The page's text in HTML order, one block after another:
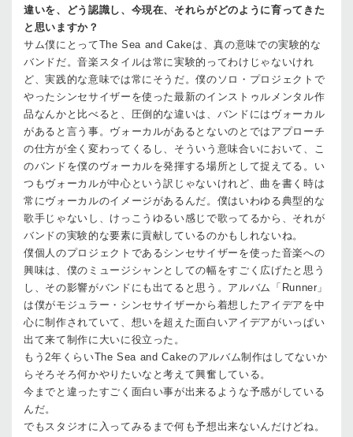
違いを、どう認識し、今現在、それらがどのように育ってきた
と思いますか？
サム僕にとってThe Sea and Cakeは、真の意味での実験的な
バンドだ。音楽スタイルは常に実験的ってわけじゃないけれ
ど、実践的な意味では常にそうだ。僕のソロ・プロジェクトで
やったシンセサイザーを使った最新のインストゥルメンタル作
品なんかと比べると、圧倒的な違いは、バンドにはヴォーカル
があると言う事。ヴォーカルがあるとないのとではアプローチ
の仕方が全く変わってくるし、そういう意味合いにおいて、こ
のバンドを僕のヴォーカルを発揮する場所として捉えてる。い
つもヴォーカルが中心という訳じゃないけれど、曲を書く時は
常にヴォーカルのイメージがあるんだ。僕はいわゆる典型的な
歌手じゃないし、けっこうゆるい感じで歌ってるから、それが
バンドの実験的な要素に貢献しているのかもしれないね。
僕個人のプロジェクトであるシンセサイザーを使った音楽への
興味は、僕のミュージシャンとしての幅をすごく広げたと思う
し、その影響がバンドにも出てると思う。アルバム「Runner」
は僕がモジュラー・シンセサイザーから着想したアイデアを中
心に制作されていて、想いを超えた面白いアイデアがいっぱい
出て来て制作に大いに役立った。
もう2年くらいThe Sea and Cakeのアルバム制作はしてないか
らそろそろ何かやりたいなと考えて興奮している。
今までと違ったすごく面白い事が出来るような予感がしている
んだ。
でもスタジオに入ってみるまで何も予想出来ないんだけどね。